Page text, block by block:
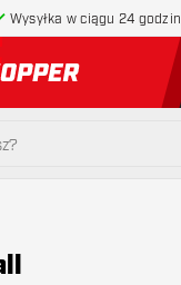
Wysyłka w ciągu 24 godzin
do strony